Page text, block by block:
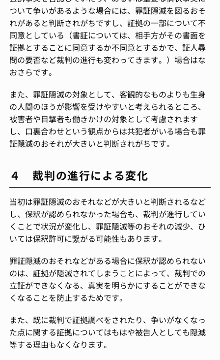
ついて争いがあるような場合には、罪証隠滅を図るおそ
れがあると判断されがちですし、証拠の一部について不
同意としている（書証については、相手方がその書面を
証拠とすることに同意するか不同意とするかで、証人尋
問の要否など裁判の進行も変わってきます。）場合はな
おさらです。
また、罪証隠滅の対象として、客観的なものよりも生身
の人間のほうが影響を受けやすいと考えられるところ、
被害者や目撃者も働きかけの対象として考慮されます
し、口裏合わせという観点からは共犯者がいる場合も罪
証隠滅のおそれが大きいと判断されがちです。
４ 裁判の進行による変化
当初は罪証隠滅のおそれなどが大きいと判断されるなど
し、保釈が認められなかった場合も、裁判が進行してい
くことで状況が変化し、罪証隠滅等のおそれの減少、ひ
いては保釈許可に繋がる可能性もあります。
罪証隠滅のおそれなどがある場合に保釈が認められない
のは、証拠が隠滅されてしまうことによって、裁判での
立証ができなくなる、真実を明らかにすることができな
くなることを防止するためです。
また、既に裁判で証拠調べをされたり、争いがなくなっ
た点に関する証拠についてはもはや被告人としても隠滅
等する理由もなくなります。